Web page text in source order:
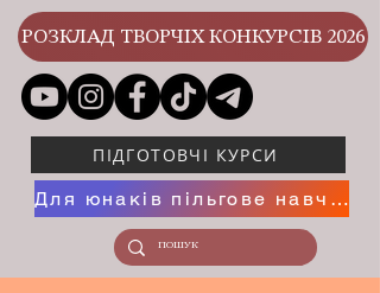
РОЗКЛАД ТВОРЧІХ КОНКУРСІВ 2026
ПІДГОТОВЧІ КУРСИ
Для юнаків пільгове навчання